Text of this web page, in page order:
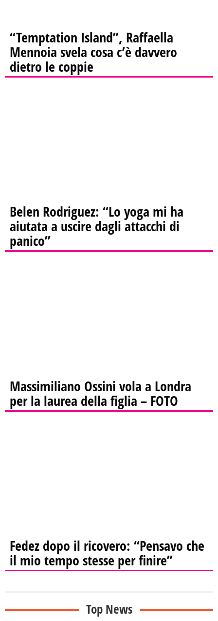
“Temptation Island”, Raffaella
Mennoia svela cosa c’è davvero
dietro le coppie
Belen Rodriguez: “Lo yoga mi ha
aiutata a uscire dagli attacchi di
panico”
Massimiliano Ossini vola a Londra
per la laurea della figlia – FOTO
Fedez dopo il ricovero: “Pensavo che
il mio tempo stesse per finire”
Top News